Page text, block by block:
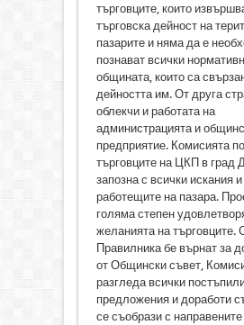
търговците, които
търговска дейност на
пазарите и няма да е
познават всички
общината, които са
дейността им. От друга
облекчи и работата на
администрацията и
предприятие. Комисията
търговците на ЦКП в град
запозна с всички искания
работещите на пазара.
голяма степен
желанията на търговците.
Правилника бе върнат за
от Общински съвет,
разгледа всички
предложения и доработи
се съобрази с